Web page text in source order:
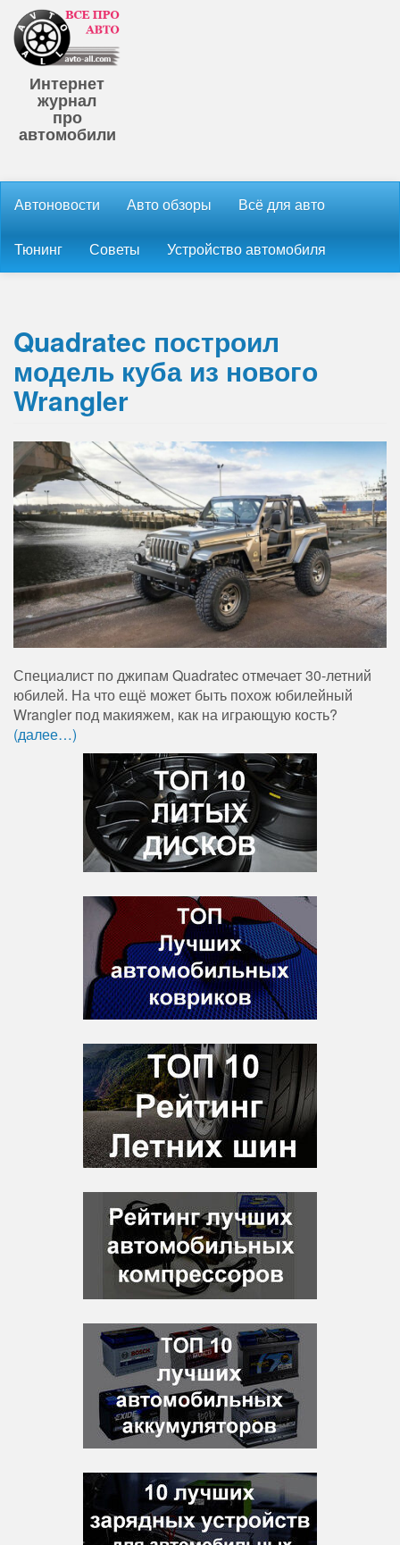
Интернет
журнал
про
автомобили
Автоновости Авто обзоры Всё для авто
Тюнинг Советы Устройство автомобиля
Quadratec построил
модель куба из нового
Wrangler
Специалист по джипам Quadratec отмечает 30-летний
юбилей. На что ещё может быть похож юбилейный
Wrangler под макияжем, как на играющую кость?
(далее…)